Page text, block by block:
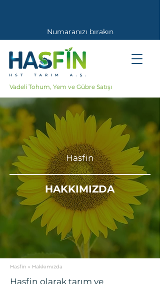
Numaranızı bırakın
Sizi Arayalım
Vadeli Tohum, Yem ve Gübre Satışı
Hasfin
HAKKIMIZDA
Hasfin » Hakkımızda
Hasfin olarak tarım ve